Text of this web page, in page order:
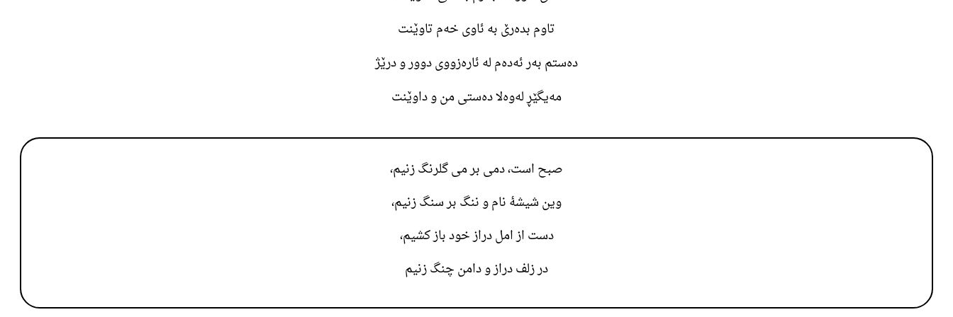
تاوم بدەرێ بە ئاوی خەم تاوێنت
دەستم بەر ئەدەم لە ئارەزووی دوور و درێژ
مەیگێڕ لەوەلا دەستی من و داوێنت
صبح است، دمی بر می گلرنگ زنیم،
وین شیشهٔ نام‌ و ننگ بر سنگ زنیم،
دست از امل دراز خود باز کشیم،
در زلف دراز و دامن چنگ زنیم